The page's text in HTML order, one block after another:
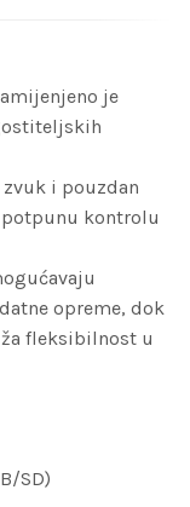
je
i pouzdan
potpunu kontrolu
opreme, dok
fleksibilnost u
SD)